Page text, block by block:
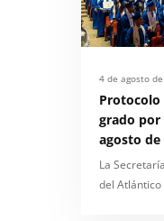
4 de agosto
Protocolo
grado por
agosto de
La
del